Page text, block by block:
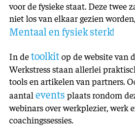
voor de fysieke staat. Deze twee
niet los van elkaar gezien
Mentaal en fysiek sterk!
In detoolkitop de website van
Werkstress staan allerlei
tools en artikelen van partners.
aantal events plaats rondom
webinars over werkplezier, werk
coachingssessies.